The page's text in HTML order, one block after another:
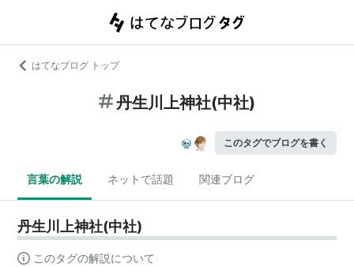
はてなブログ トップ
丹生川上神社(中社)
このタグでブログを書く
言葉の解説 ネットで話題 関連ブログ
丹生川上神社(中社)
このタグの解説について